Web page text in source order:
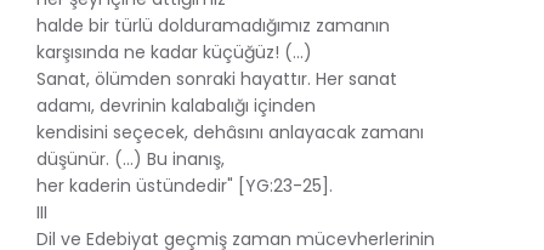
halde bir türlü dolduramadığımız zamanın
karşısında ne kadar küçüğüz! (...)
Sanat, ölümden sonraki hayattır. Her sanat
adamı, devrinin kalabalığı içinden
kendisini seçecek, dehâsını anlayacak zamanı
düşünür. (...) Bu inanış,
her kaderin üstündedir" [YG:23-25].
III
Dil ve Edebiyat geçmiş zaman mücevherlerinin